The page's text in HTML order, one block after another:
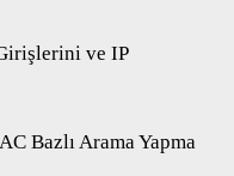
ve IP
Bazlı Arama Yapma